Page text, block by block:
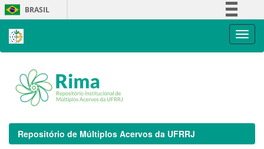
Skip
navigation
BRASIL
Repositório de Múltiplos Acervos da UFRRJ